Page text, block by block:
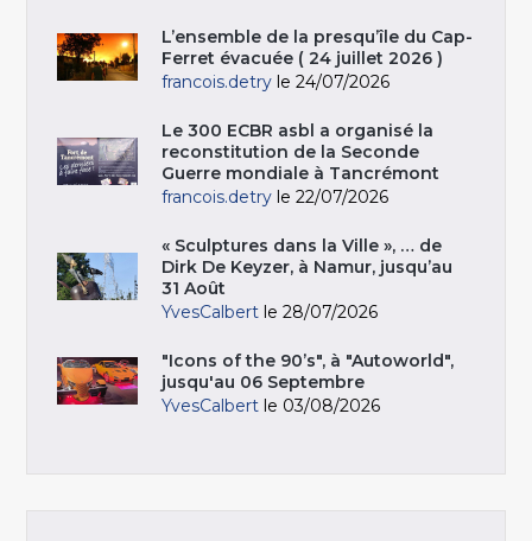
L’ensemble de la presqu’île du Cap-
Ferret évacuée ( 24 juillet 2026 )
francois.detry le 24/07/2026
Le 300 ECBR asbl a organisé la
reconstitution de la Seconde
Guerre mondiale à Tancrémont
francois.detry le 22/07/2026
« Sculptures dans la Ville », … de
Dirk De Keyzer, à Namur, jusqu’au
31 Août
YvesCalbert le 28/07/2026
"Icons of the 90’s", à "Autoworld",
jusqu'au 06 Septembre
YvesCalbert le 03/08/2026